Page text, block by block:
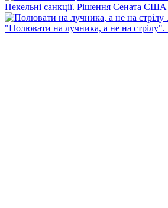
Пекельні санкції. Рішення Сената США
"Полювати на лучника, а не на стрілу".